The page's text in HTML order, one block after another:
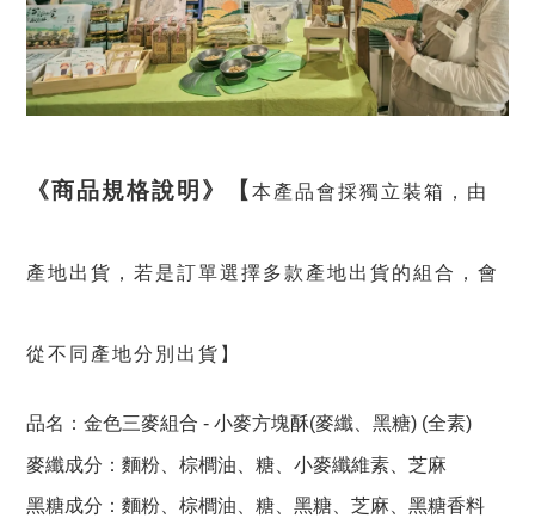
《商品規格說明》 【本產品會採獨立裝箱，由
產地出貨，若是訂單選擇多款產地出貨的組合，會
從不同產地分別出貨】
品名：金色三麥組合 - 小麥方塊酥(麥纖、黑糖) (全素)
麥纖成分：麵粉、棕櫚油、糖、小麥纖維素、芝麻
黑糖成分：麵粉、棕櫚油、糖、黑糖、芝麻、黑糖香料